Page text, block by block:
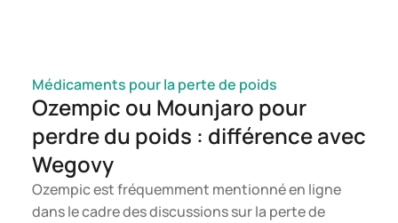
Médicaments pour la perte de poids
Ozempic ou Mounjaro pour
perdre du poids : différence avec
Wegovy
Ozempic est fréquemment mentionné en ligne
dans le cadre des discussions sur la perte de